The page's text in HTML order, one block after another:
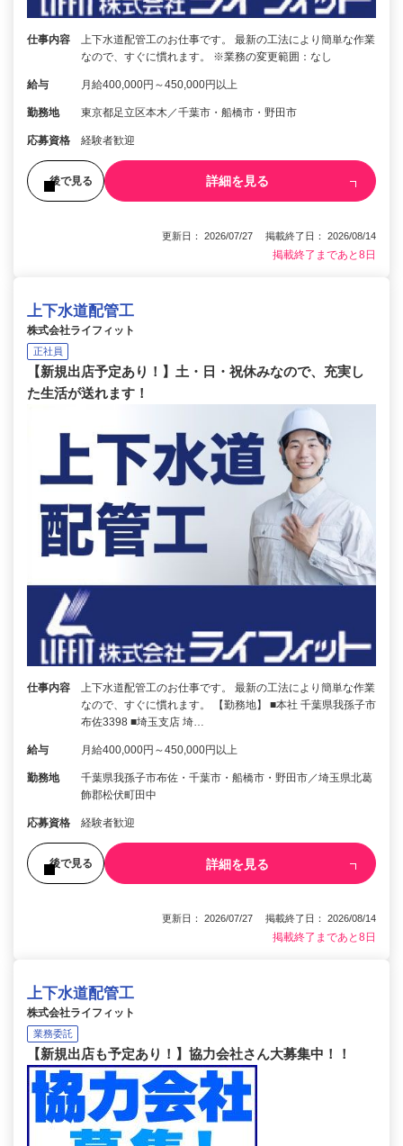
仕事内容
上下水道配管工のお仕事です。 最新の工法により簡単な作業
なので、すぐに慣れます。 ※業務の変更範囲：なし
給与 月給400,000円～450,000円以上
勤務地 東京都足立区本木／千葉市・船橋市・野田市
応募資格 経験者歓迎
後で見る 詳細を見る
更新日： 2026/07/27 掲載終了日： 2026/08/14
掲載終了まであと8日
上下水道配管工
株式会社ライフィット
正社員
【新規出店予定あり！】土・日・祝休みなので、充実し
た生活が送れます！
仕事内容
上下水道配管工のお仕事です。 最新の工法により簡単な作業
なので、すぐに慣れます。 【勤務地】 ■本社 千葉県我孫子市
布佐3398 ■埼玉支店 埼…
給与 月給400,000円～450,000円以上
勤務地
千葉県我孫子市布佐・千葉市・船橋市・野田市／埼玉県北葛
飾郡松伏町田中
応募資格 経験者歓迎
後で見る 詳細を見る
更新日： 2026/07/27 掲載終了日： 2026/08/14
掲載終了まであと8日
上下水道配管工
株式会社ライフィット
業務委託
【新規出店も予定あり！】協力会社さん大募集中！！